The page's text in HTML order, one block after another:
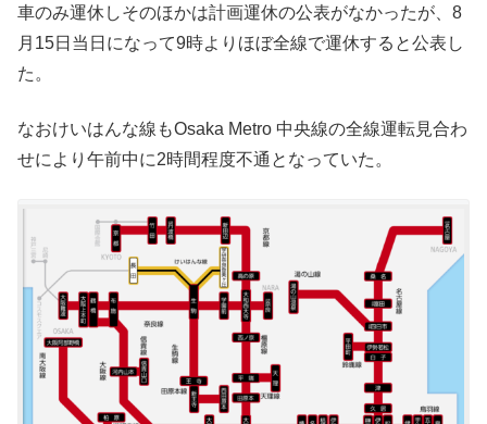
車のみ運休しそのほかは計画運休の公表がなかったが、8
月15日当日になって9時よりほぼ全線で運休すると公表し
た。
なおけいはんな線もOsaka Metro 中央線の全線運転見合わ
せにより午前中に2時間程度不通となっていた。